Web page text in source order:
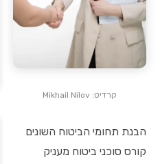
קרדיט: Mikhail Nilov
הבנת תחומי הביטוח השונים
קורס סוכני ביטוח מעניק